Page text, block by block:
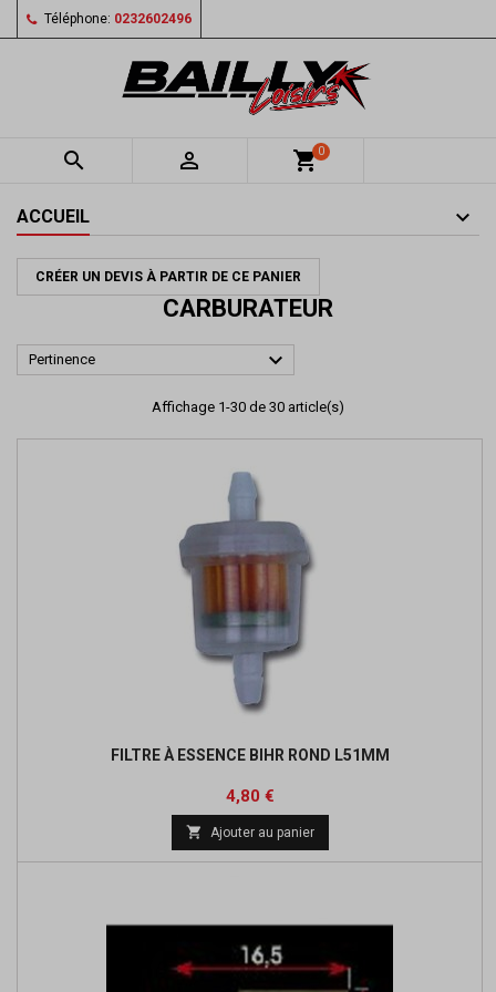
Téléphone: 0232602496
  shopping_cart0
ACCUEIL
CRÉER UN DEVIS À PARTIR DE CE PANIER
CARBURATEUR
Pertinence 
Affichage 1-30 de 30 article(s)
FILTRE À ESSENCE BIHR ROND L51MM
Prix
4,80 €Prix
base
 Ajouter au panier